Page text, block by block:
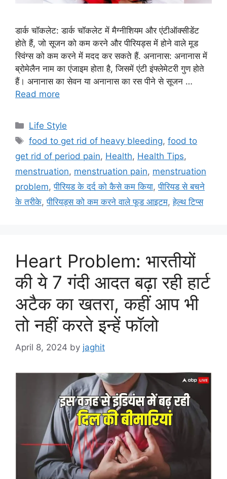
डार्क चॉकलेट: डार्क चॉकलेट में मैग्नीशियम और एंटीऑक्सीडेंट
होते हैं, जो सूजन को कम करने और पीरियड्स में होने वाले मूड
स्विंग्स को कम करने में मदद कर सकते हैं. अनानास: अनानास में
ब्रोमेलैन नाम का एंजाइम होता है, जिसमें एंटी इंफ्लेमेटरी गुण होते
हैं। अनानास का सेवन या अनानास का रस पीने से सूजन …
Read more
C
a
e
g
o
r
Life Style
T
s
food to get rid of heavy bleeding,food to
get rid of period pain, Health, Health Tips,
menstruation, menstruation pain, menstruation
problem,पीरियड के दर्द को कैसे कम किया,पीरियड से बचने
के तरीके,पीरियड्स को कम करने वाले फूड आइटम,हेल्थ टिप्स
Heart Problem: भारतीयों
की ये 7 गंदी आदत बढ़ा रही हार्ट
अटैक का खतरा, कहीं आप भी
तो नहीं करते इन्हें फॉलो
April 8, 2024 by jaghit